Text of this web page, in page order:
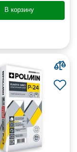
В корзину